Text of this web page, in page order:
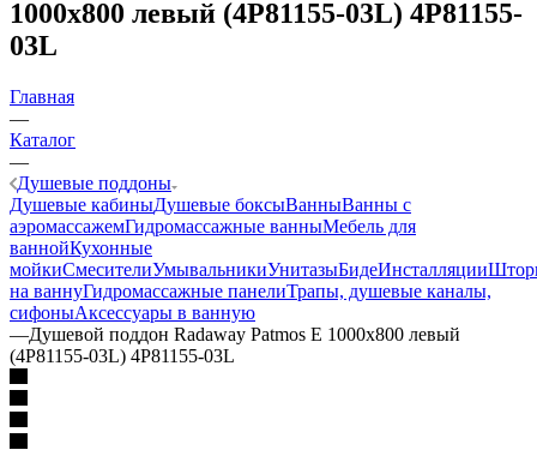
1000x800 левый (4P81155-03L) 4P81155-
03L
Главная
—
Каталог
—
Душевые поддоны
Душевые кабиныДушевые боксыВанныВанны с
аэромассажемГидромассажные ванныМебель для
ваннойКухонные
мойкиСмесителиУмывальникиУнитазыБидеИнсталляции
на ваннуГидромассажные панелиТрапы, душевые каналы,
сифоныАксессуары в ванную
—Душевой поддон Radaway Patmos E 1000x800 левый
(4P81155-03L) 4P81155-03L